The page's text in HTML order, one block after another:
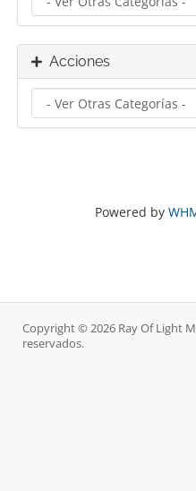
Acciones
Powered by
Copyright © 2026 Ray Of Light
reservados.